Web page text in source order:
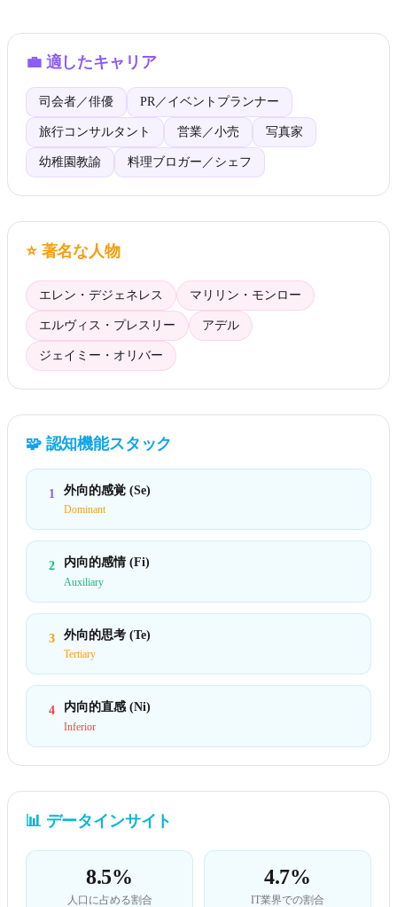
💼 適したキャリア
司会者／俳優 PR／イベントプランナー
旅行コンサルタント 営業／小売 写真家
幼稚園教諭 料理ブロガー／シェフ
⭐ 著名な人物
エレン・デジェネレス マリリン・モンロー
エルヴィス・プレスリー アデル
ジェイミー・オリバー
🧩 認知機能スタック
1 外向的感覚 (Se)
Dominant
2 内向的感情 (Fi)
Auxiliary
3 外向的思考 (Te)
Tertiary
4 内向的直感 (Ni)
Inferior
📊 データインサイト
8.5%
人口に占める割合
4.7%
IT業界での割合